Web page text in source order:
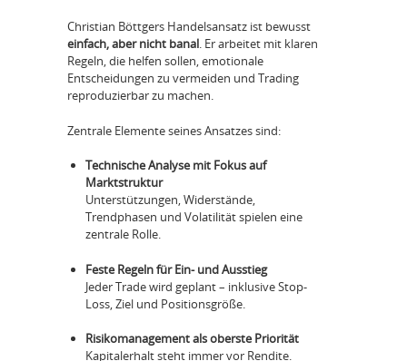
Christian Böttgers Handelsansatz ist bewusst
einfach, aber nicht banal. Er arbeitet mit klaren
Regeln, die helfen sollen, emotionale
Entscheidungen zu vermeiden und Trading
reproduzierbar zu machen.
Zentrale Elemente seines Ansatzes sind:
Technische Analyse mit Fokus auf
Marktstruktur
Unterstützungen, Widerstände,
Trendphasen und Volatilität spielen eine
zentrale Rolle.
Feste Regeln für Ein- und Ausstieg
Jeder Trade wird geplant – inklusive Stop-
Loss, Ziel und Positionsgröße.
Risikomanagement als oberste Priorität
Kapitalerhalt steht immer vor Rendite.